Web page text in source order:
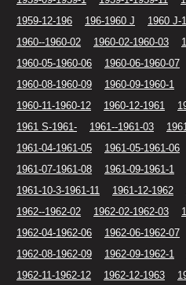
1959-12-196
196-1960 J 1960 J-
1960--1960-02
1960-02-1960-03
1960-05-1960-06
1960-06-1960-07
1960-08-1960-09
1960-09-1960-1
1960-11-1960-12
1960-12-1961
1961 S-1961-
1961--1961-03
1961-04-1961-05
1961-05-1961-06
1961-07-1961-08
1961-09-1961-1
1961-10-3-1961-11
1961-12-1962
1962--1962-02
1962-02-1962-03
1962-04-1962-06
1962-06-1962-07
1962-08-1962-09
1962-09-1962-1
1962-11-1962-12
1962-12-1963